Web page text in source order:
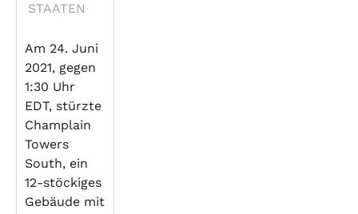
STAATEN
Am 24. Juni
2021, gegen
1:30 Uhr
EDT, stürzte
Champlain
Towers
South, ein
12-stöckiges
Gebäude mit